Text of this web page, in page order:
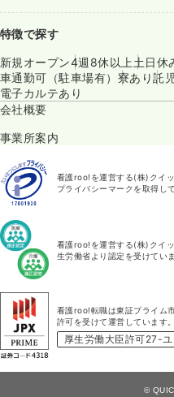
特徴で探す
新規オープン4週8休以上 土日休
車通勤可（駐車場有） 寮あり託
電子カルテあり
会社概要
事業所案内
看護roo!を運営する(株)クイ
プライバシーマークを取得し
看護roo!を運営する(株)クイ
生労働省より認定を受けていま
看護roo!転職は東証プライム
許可を受けて運営しています。
厚生労働大臣許可27-
©